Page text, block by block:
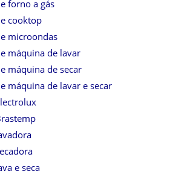
forno a gás
cooktop
microondas
máquina de lavar
máquina de secar
máquina de lavar e secar
e seca